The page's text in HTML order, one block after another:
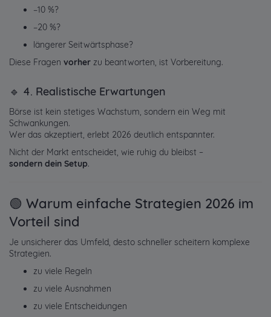
−10 %?
−20 %?
längerer Seitwärtsphase?
Diese Fragen vorher zu beantworten, ist Vorbereitung.
🔹 4. Realistische Erwartungen
Börse ist kein stetiges Wachstum, sondern ein Weg mit
Schwankungen.
Wer das akzeptiert, erlebt 2026 deutlich entspannter.
Nicht der Markt entscheidet, wie ruhig du bleibst –
sondern dein Setup.
🟢 Warum einfache Strategien 2026 im
Vorteil sind
Je unsicherer das Umfeld, desto schneller scheitern komplexe
Strategien.
zu viele Regeln
zu viele Ausnahmen
zu viele Entscheidungen